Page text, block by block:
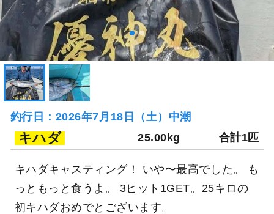
釣行日：2026年7月18日（土）中潮
キハダ 25.00kg 合計1匹
キハダキャスティング！ いや〜最高でした。 も
っともっと食うよ。 3ヒット1GET。25キロの
初キハダおめでとございます。